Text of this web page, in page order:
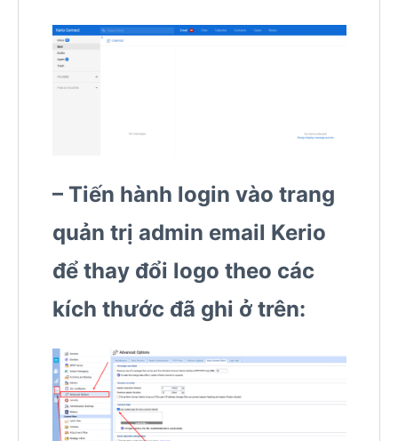
– Tiến hành login vào trang
quản trị admin email Kerio
để thay đổi logo theo các
kích thước đã ghi ở trên: